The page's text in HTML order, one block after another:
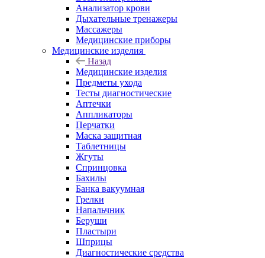
Анализатор крови
Дыхательные тренажеры
Массажеры
Медицинские приборы
Медицинские изделия
Назад
Медицинские изделия
Предметы ухода
Тесты диагностические
Аптечки
Аппликаторы
Перчатки
Маска защитная
Таблетницы
Жгуты
Спринцовка
Бахилы
Банка вакуумная
Грелки
Напальчник
Беруши
Пластыри
Шприцы
Диагностические средства